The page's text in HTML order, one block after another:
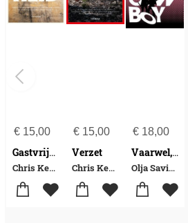
€15,00
Gastvrijheid
Chris Keulemans
€15,00
Verzet
Chris Keulemans
€ 18,00
Vaarwel, Cowboy
Olja Savicevic